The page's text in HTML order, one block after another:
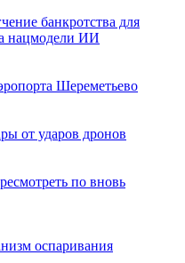
банкротства для
нацмодели ИИ
Шереметьево
от ударов дронов
по вновь
оспаривания